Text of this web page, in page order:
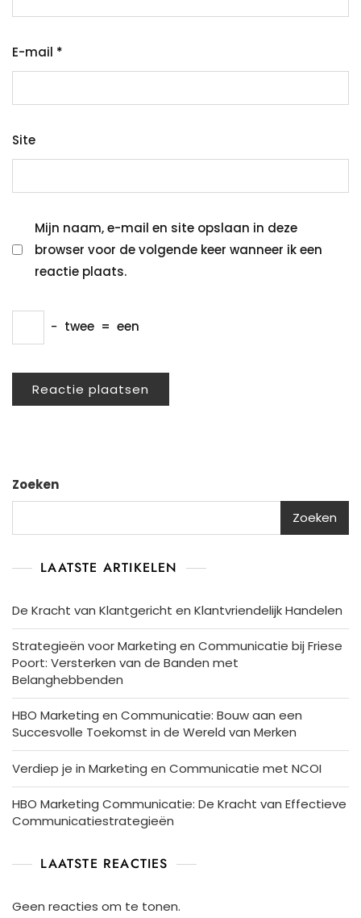
E-mail *
Site
Mijn naam, e-mail en site opslaan in deze
browser voor de volgende keer wanneer ik een
reactie plaats.
− twee = een
Zoeken
Zoeken
LAATSTE ARTIKELEN
De Kracht van Klantgericht en Klantvriendelijk Handelen
Strategieën voor Marketing en Communicatie bij Friese
Poort: Versterken van de Banden met
Belanghebbenden
HBO Marketing en Communicatie: Bouw aan een
Succesvolle Toekomst in de Wereld van Merken
Verdiep je in Marketing en Communicatie met NCOI
HBO Marketing Communicatie: De Kracht van Effectieve
Communicatiestrategieën
LAATSTE REACTIES
Geen reacties om te tonen.